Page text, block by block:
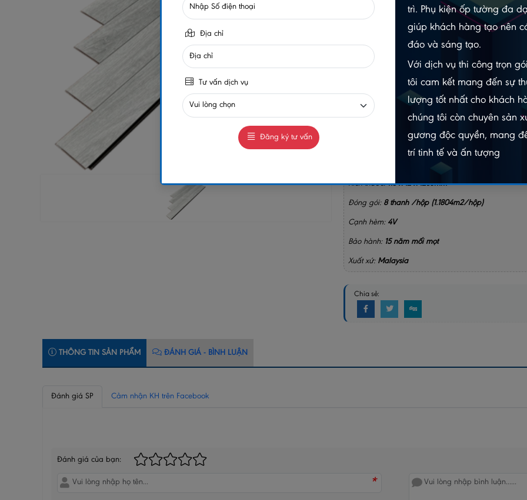
Chat Zalo Gọi
GIAO HÀNG COD TOÀN QUỐC
Kích thước:115 x 12 x 1283mm
Đóng gói: 8 thanh /hộp (1.1804m2/hộp)
Cạnh hèm: 4V
Bảo hành: 15 năm mối mọt
Xuất xứ: Malaysia
Chia sẻ:
THÔNG TIN SẢN PHẨM ĐÁNH GIÁ - BÌNH LUẬN
Đánh giá SP Cảm nhận KH trên Facebook
Đánh giá của bạn:
*
trì. Phụ kiện ốp tường đa
giúp khách hàng tạo nên
đáo và sáng tạo.
Với dịch vụ thi công trọn
tôi cam kết mang đến sự
lượng tốt nhất cho khách
chúng tôi còn chuyên sản
gương độc quyền, mang
trí tinh tế và ấn tượng
Địa chỉ
Tư vấn dịch vụ
Đăng ký tư vấn